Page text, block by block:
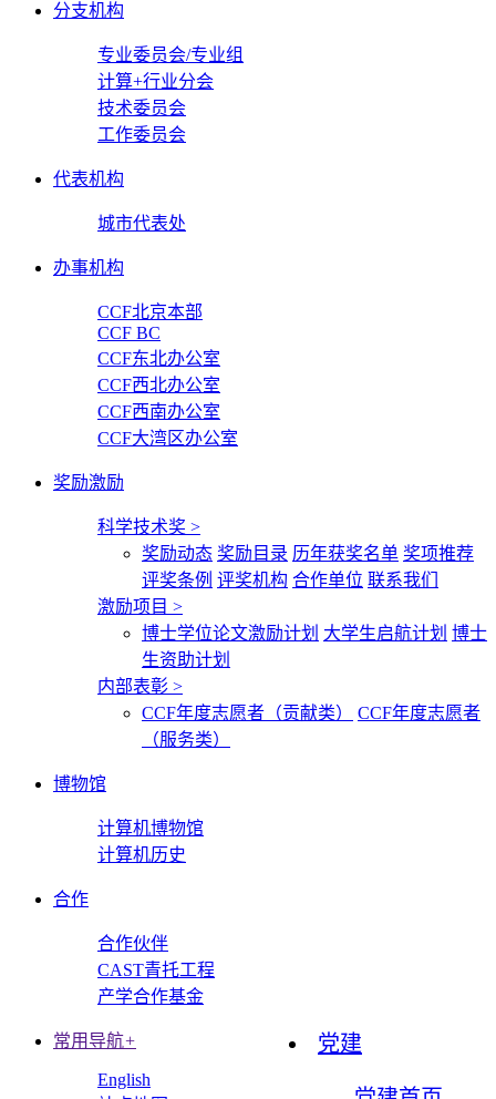
分支机构
专业委员会/专业组
计算+行业分会
技术委员会
工作委员会
代表机构
城市代表处
办事机构
CCF北京本部
CCF BC
CCF东北办公室
CCF西北办公室
CCF西南办公室
CCF大湾区办公室
奖励激励
科学技术奖 >
奖励动态 奖励目录 历年获奖名单 奖项推荐
评奖条例 评奖机构 合作单位 联系我们
激励项目 >
博士学位论文激励计划 大学生启航计划 博士
生资助计划
内部表彰 >
CCF年度志愿者（贡献类）
CCF年度志愿者
（服务类）
博物馆
计算机博物馆
计算机历史
合作
合作伙伴
CAST青托工程
产学合作基金
党建
常用导航+
English